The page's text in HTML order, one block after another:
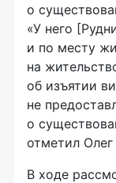
о
«У него
и по месту
на
об изъятии
не
о
отметил
В ходе